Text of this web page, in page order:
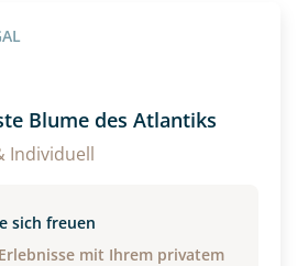
Blume des Atlantiks
Individuell
sich freuen
mit Ihrem privatem